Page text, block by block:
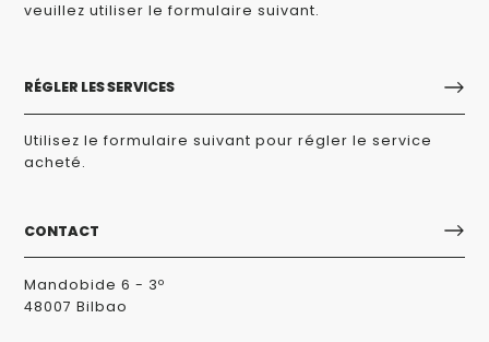
veuillez utiliser le formulaire suivant.
RÉGLER LES SERVICES
Utilisez le formulaire suivant pour régler le service
acheté.
CONTACT
Mandobide 6 - 3º
48007 Bilbao